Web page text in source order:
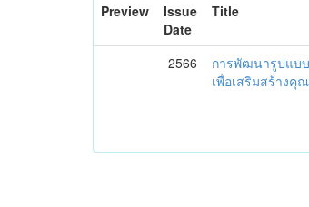
Preview
Issue
Date
Title
2566
การพัฒนารูปแบ
เพื่อเสริมสร้างคุ